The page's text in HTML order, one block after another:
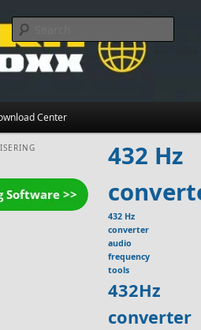
Center
432 Hz
432 Hz
converter
audio
frequency
tools
432Hz
converter